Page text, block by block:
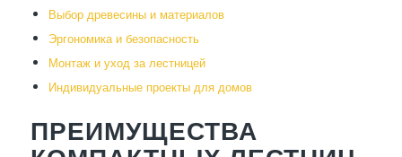
Выбор древесины и материалов
Эргономика и безопасность
Монтаж и уход за лестницей
Индивидуальные проекты для домов
ПРЕИМУЩЕСТВА